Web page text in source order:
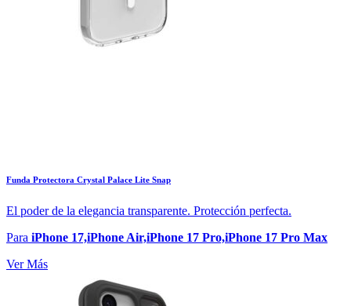
Funda Protectora Crystal Palace Lite Snap
El poder de la elegancia transparente. Protección perfecta.
Para iPhone 17,iPhone Air,iPhone 17 Pro,iPhone 17 Pro Max
Ver Más